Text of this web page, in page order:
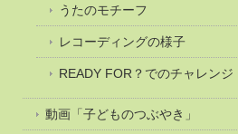
うたのモチーフ
レコーディングの様子
READY FOR？でのチャレンジ
動画「子どものつぶやき」